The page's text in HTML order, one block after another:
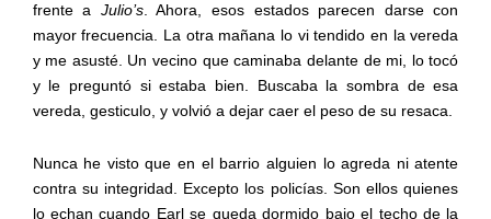
frente a Julio’s. Ahora, esos estados parecen darse con
mayor frecuencia. La otra mañana lo vi tendido en la vereda
y me asusté. Un vecino que caminaba delante de mi, lo tocó
y le preguntó si estaba bien. Buscaba la sombra de esa
vereda, gesticulo, y volvió a dejar caer el peso de su resaca.
Nunca he visto que en el barrio alguien lo agreda ni atente
contra su integridad. Excepto los policías. Son ellos quienes
lo echan cuando Earl se queda dormido bajo el techo de la